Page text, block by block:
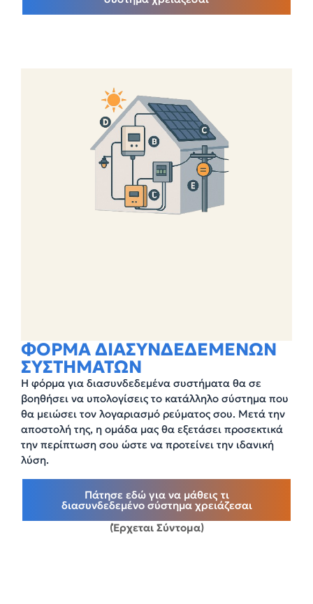
ΦΟΡΜΑ ΔΙΑΣΥΝΔΕΔΕΜΕΝΩΝ
ΣΥΣΤΗΜΑΤΩΝ
Η φόρμα για διασυνδεδεμένα συστήματα θα σε
βοηθήσει να υπολογίσεις το κατάλληλο σύστημα που
θα μειώσει τον λογαριασμό ρεύματος σου. Μετά την
αποστολή της, η ομάδα μας θα εξετάσει προσεκτικά
την περίπτωση σου ώστε να προτείνει την ιδανική
λύση.
Πάτησε εδώ για να μάθεις τι
διασυνδεδεμένο σύστημα χρειάζεσαι
(Έρχεται Σύντομα)